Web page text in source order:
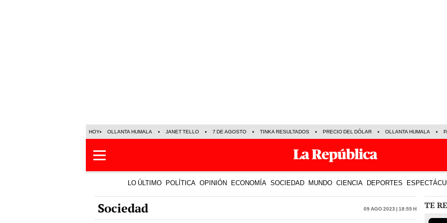
HOY OLLANTA HUMALA JANET TELLO 7 DE AGOSTO TINKA RESULTADOS PRECIO DEL DÓLAR OLLANTA HUMALA
LO ÚLTIMO POLÍTICA OPINIÓN ECONOMÍA SOCIEDAD MUNDO CIENCIA DEPORTES
Sociedad 09 Ago 2023 | 18:55 h TE